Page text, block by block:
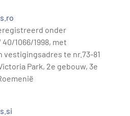
onder
1066/1998, met
te nr.73-81
Park, 2e gebouw, 3e